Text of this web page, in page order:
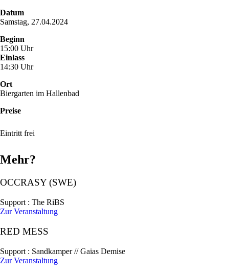
Datum
Samstag, 27.04.2024
Beginn
15:00 Uhr
Einlass
14:30 Uhr
Ort
Biergarten im Hallenbad
Preise
Eintritt frei
Mehr?
OCCRASY (SWE)
Support : The RiBS
Zur Veranstaltung
RED MESS
Support : Sandkamper // Gaias Demise
Zur Veranstaltung